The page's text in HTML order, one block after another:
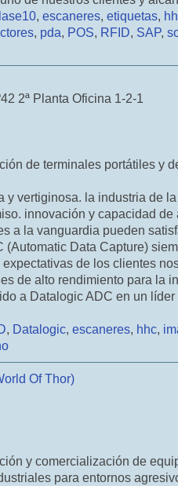
, escaneres, etiquetas,
, pda, POS, RFID, SAP,
2ª Planta Oficina 1-2-1
de terminales portátiles y
y vertiginosa. la industria de
innovación y capacidad
a la vanguardia pueden
Data Capture)
de los clientes
de alto rendimiento para la
a Datalogic ADC en un
, Datalogic, escaneres, hhc,
Of Thor)
y comercialización de
para entornos